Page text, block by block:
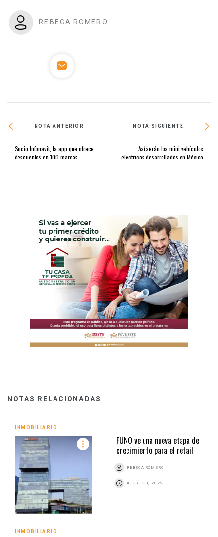
REBECA ROMERO
NOTA ANTERIOR
Socio Infonavit, la app que ofrece
descuentos en 100 marcas
NOTA SIGUIENTE
Así serán los mini vehículos
eléctricos desarrollados en México
NOTAS RELACIONADAS
INMOBILIARIO
FUNO ve una nueva etapa de
crecimiento para el retail
REBECA ROMERO
AGOSTO 3, 2026
INMOBILIARIO